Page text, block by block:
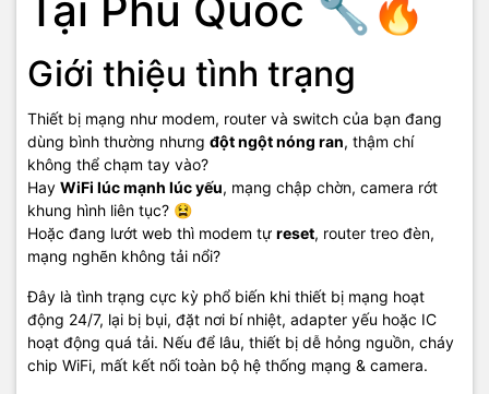
Giới thiệu tình trạng
Thiết bị mạng như modem, router và switch của bạn đang
dùng bình thường nhưng đột ngột nóng ran, thậm chí
không thể chạm tay vào?
Hay WiFi lúc mạnh lúc yếu, mạng chập chờn, camera rớt
khung hình liên tục? 😫
Hoặc đang lướt web thì modem tự reset, router treo đèn,
mạng nghẽn không tải nổi?
Đây là tình trạng cực kỳ phổ biến khi thiết bị mạng hoạt
động 24/7, lại bị bụi, đặt nơi bí nhiệt, adapter yếu hoặc IC
hoạt động quá tải. Nếu để lâu, thiết bị dễ hỏng nguồn, cháy
chip WiFi, mất kết nối toàn bộ hệ thống mạng & camera.
🔧 Xử lý nghẽn mạng cục bộ – cân bằng tải thiết bị
Cam kết dịch vụ
✔ Khắc phục treo – nghẽn – quá nhiệt rõ rệt
✔ Thiết bị chạy mát – ổn định – tốc độ cao
✔ Tư vấn tối ưu mạng gia đình & doanh nghiệp
Uy tín – trung thực – nhanh chóngtại Phú Quốc
Giá tham khảo
- Vệ sinh & tối ưu thiết bị mạng:100.000 – 500.000đ